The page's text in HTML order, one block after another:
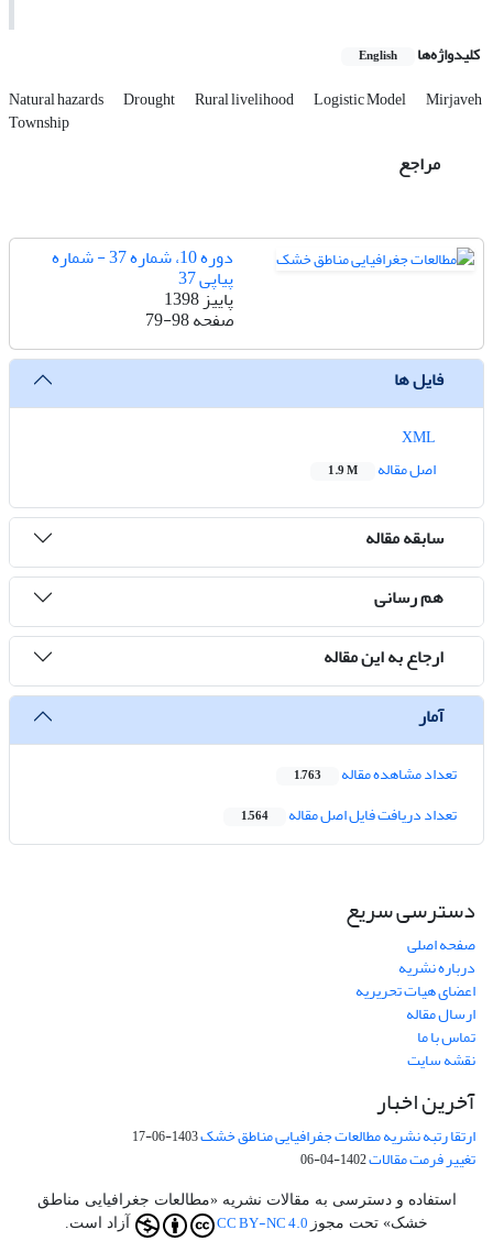
کلیدواژه‌ها English
Natural hazards Drought Rural livelihood Logistic Model Mirjaveh
Township
مراجع
دوره 10، شماره 37 - شماره
پیاپی 37
پاییز 1398
صفحه79-98
فایل ها
اصل مقاله
1.9 M
سابقه مقاله
هم رسانی
ارجاع به این مقاله
آمار
تعداد مشاهده مقاله 1,763
تعداد دریافت فایل اصل مقاله 1,564
دسترسی سریع
صفحه اصلی
درباره نشریه
اعضای هیات تحریریه
ارسال مقاله
تماس با ما
نقشه سایت
آخرین اخبار
ارتقا رتبه نشریه مطالعات جفرافیایی مناطق خشک1403-06-17
تغییر فرمت مقالات1402-04-06
استفاده و دسترسی به مقالات نشریه «مطالعات جغرافیایی مناطق
خشک» تحت مجوز CC BY-NC 4.0 آزاد است.